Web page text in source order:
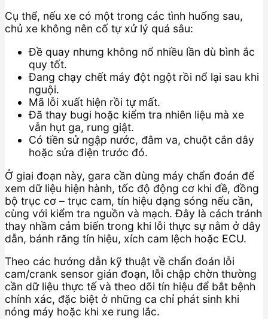
Cụ thể, nếu xe có một trong các tình huống sau,
chủ xe không nên cố tự xử lý quá sâu:
Đề quay nhưng không nổ nhiều lần dù bình ắc
quy tốt.
Đang chạy chết máy đột ngột rồi nổ lại sau khi
nguội.
Mã lỗi xuất hiện rồi tự mất.
Đã thay bugi hoặc kiểm tra nhiên liệu mà xe
vẫn hụt ga, rung giật.
Có tiền sử ngập nước, đâm va, chuột cắn dây
hoặc sửa điện trước đó.
Ở giai đoạn này, gara cần dùng máy chẩn đoán để
xem dữ liệu hiện hành, tốc độ động cơ khi đề, đồng
bộ trục cơ – trục cam, tín hiệu dạng sóng nếu cần,
cùng với kiểm tra nguồn và mạch. Đây là cách tránh
thay nhầm cảm biến trong khi lỗi thực sự nằm ở dây
dẫn, bánh răng tín hiệu, xích cam lệch hoặc ECU.
Theo các hướng dẫn kỹ thuật về chẩn đoán lỗi
cam/crank sensor gián đoạn, lỗi chập chờn thường
cần dữ liệu thực tế và theo dõi tín hiệu để bắt bệnh
chính xác, đặc biệt ở những ca chỉ phát sinh khi
nóng máy hoặc khi xe rung lắc.